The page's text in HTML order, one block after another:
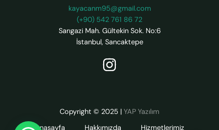
kayacanm95@gmail.com
(+90) 542 761 86 72
Sarıgazi Mah. Gültekin Sok. No:6
İstanbul, Sancaktepe
Copyright © 2025 | YAP Yazılım
Anasayfa
Hakkımızda Hizmetlerimiz